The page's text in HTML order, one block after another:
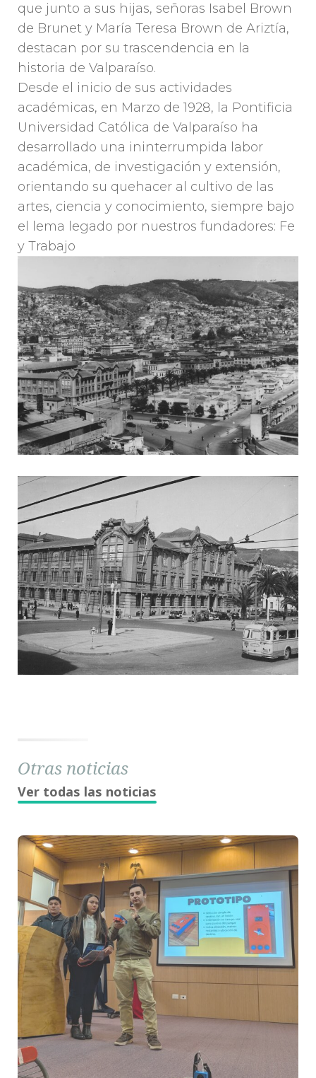
que junto a sus hijas, señoras Isabel Brown
de Brunet y María Teresa Brown de Ariztía,
destacan por su trascendencia en la
historia de Valparaíso.
Desde el inicio de sus actividades
académicas, en Marzo de 1928, la Pontificia
Universidad Católica de Valparaíso ha
desarrollado una ininterrumpida labor
académica, de investigación y extensión,
orientando su quehacer al cultivo de las
artes, ciencia y conocimiento, siempre bajo
el lema legado por nuestros fundadores: Fe
y Trabajo
Otras noticias
Ver todas las noticias